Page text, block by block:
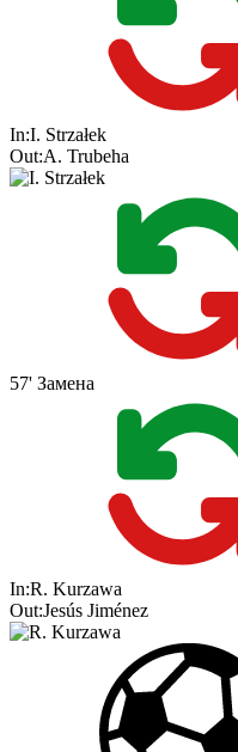
In:I. Strzałek
Out:A. Trubeha
57' Замена
In:R. Kurzawa
Out:Jesús Jiménez